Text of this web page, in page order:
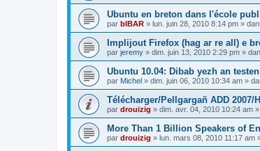
Ubuntu en breton dans l'école
par bIBAR » lun. juin 28, 2010 8:14 pm »
Implijout Firefox (hag ar re all) e
par jeremy » dim. juin 13, 2010 2:29 pm »
Ubuntu 10.04: Dibab yezh an
par Michel » dim. juin 06, 2010 10:34 am »
Télécharger/Pellgargañ ADD 2007/
par drouizig » dim. avr. 04, 2010 10:24 am
More Than 1 Billion Speakers of
par drouizig » lun. mars 08, 2010 11:17 am